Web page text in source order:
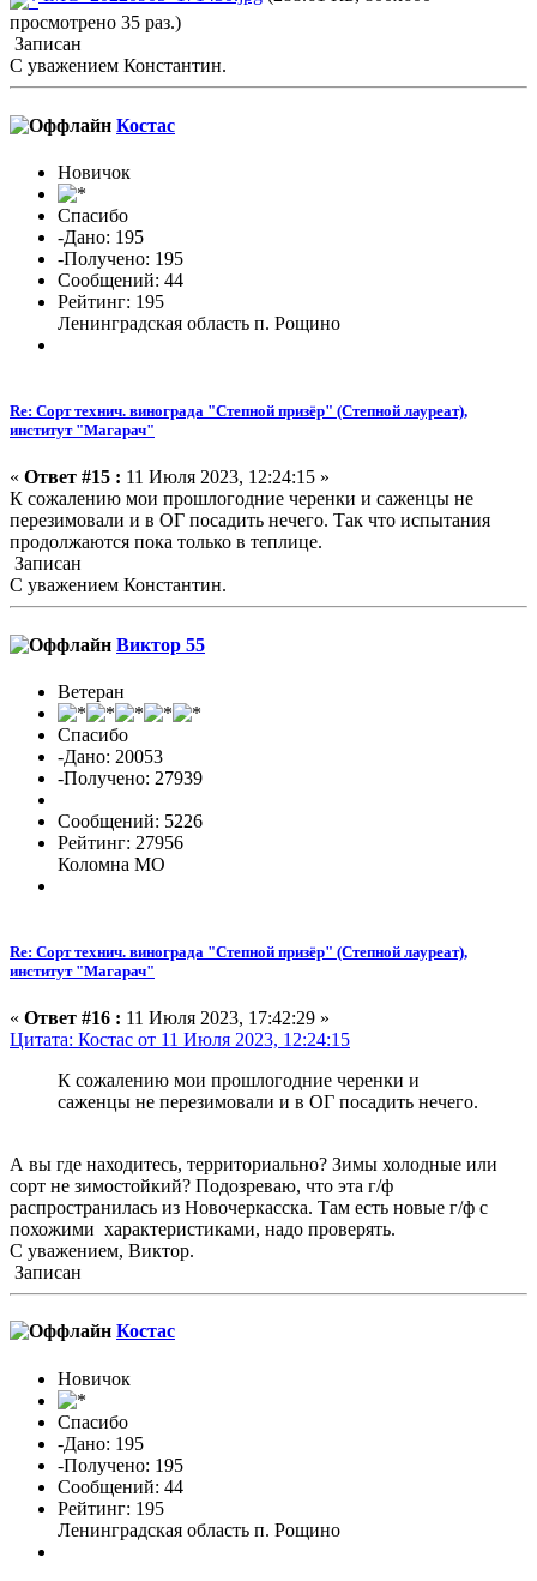
просмотрено 35 раз.)
Записан
С уважением Константин.
Костас
Новичок
Спасибо
-Дано: 195
-Получено: 195
Сообщений: 44
Рейтинг: 195
Ленинградская область п. Рощино
Re: Сорт технич. винограда "Степной призёр" (Степной лауреат),
институт "Магарач"
« Ответ #15 : 11 Июля 2023, 12:24:15 »
К сожалению мои прошлогодние черенки и саженцы не
перезимовали и в ОГ посадить нечего. Так что испытания
продолжаются пока только в теплице.
Записан
С уважением Константин.
Виктор 55
Ветеран
Спасибо
-Дано: 20053
-Получено: 27939
Сообщений: 5226
Рейтинг: 27956
Коломна МО
Re: Сорт технич. винограда "Степной призёр" (Степной лауреат),
институт "Магарач"
« Ответ #16 : 11 Июля 2023, 17:42:29 »
Цитата: Костас от 11 Июля 2023, 12:24:15
К сожалению мои прошлогодние черенки и
саженцы не перезимовали и в ОГ посадить нечего.
А вы где находитесь, территориально? Зимы холодные или
сорт не зимостойкий? Подозреваю, что эта г/ф
распространилась из Новочеркасска. Там есть новые г/ф с
похожими характеристиками, надо проверять.
С уважением, Виктор.
Записан
Костас
Новичок
Спасибо
-Дано: 195
-Получено: 195
Сообщений: 44
Рейтинг: 195
Ленинградская область п. Рощино